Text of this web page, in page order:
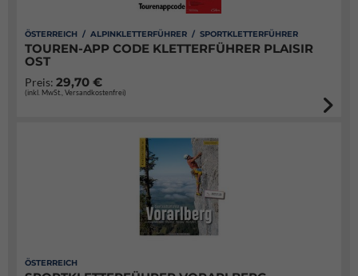
ÖSTERREICH / ALPINKLETTERFÜHRER / SPORTKLETTERFÜHRER
TOUREN-APP CODE KLETTERFÜHRER PLAISIR
OST
Preis: 29,70 €
(inkl. MwSt., Versandkostenfrei)
ÖSTERREICH